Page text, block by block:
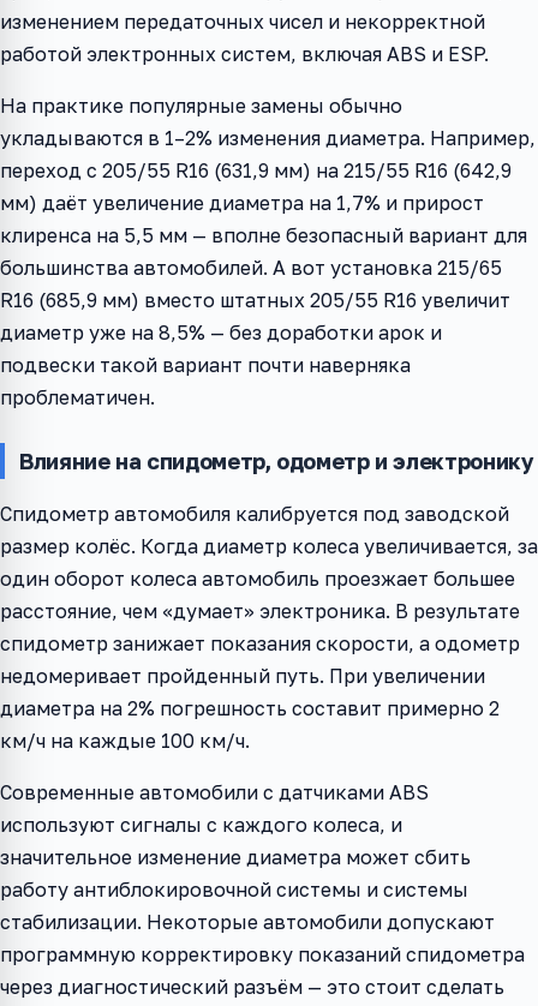
изменением передаточных чисел и некорректной
работой электронных систем, включая ABS и ESP.
На практике популярные замены обычно
укладываются в 1–2% изменения диаметра. Например,
переход с 205/55 R16 (631,9 мм) на 215/55 R16 (642,9
мм) даёт увеличение диаметра на 1,7% и прирост
клиренса на 5,5 мм — вполне безопасный вариант для
большинства автомобилей. А вот установка 215/65
R16 (685,9 мм) вместо штатных 205/55 R16 увеличит
диаметр уже на 8,5% — без доработки арок и
подвески такой вариант почти наверняка
проблематичен.
Влияние на спидометр, одометр и электронику
Спидометр автомобиля калибруется под заводской
размер колёс. Когда диаметр колеса увеличивается, за
один оборот колеса автомобиль проезжает большее
расстояние, чем «думает» электроника. В результате
спидометр занижает показания скорости, а одометр
недомеривает пройденный путь. При увеличении
диаметра на 2% погрешность составит примерно 2
км/ч на каждые 100 км/ч.
Современные автомобили с датчиками ABS
используют сигналы с каждого колеса, и
значительное изменение диаметра может сбить
работу антиблокировочной системы и системы
стабилизации. Некоторые автомобили допускают
программную корректировку показаний спидометра
через диагностический разъём — это стоит сделать